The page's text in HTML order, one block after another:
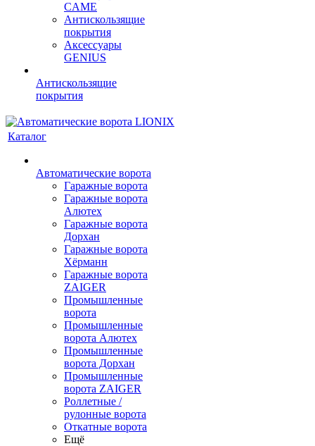
CAME
Антискользящие
покрытия
Аксессуары
GENIUS
Антискользящие
покрытия
Каталог
Автоматические ворота
Гаражные ворота
Гаражные ворота
Алютех
Гаражные ворота
Дорхан
Гаражные ворота
Хёрманн
Гаражные ворота
ZAIGER
Промышленные
ворота
Промышленные
ворота Алютех
Промышленные
ворота Дорхан
Промышленные
ворота ZAIGER
Роллетные /
рулонные ворота
Откатные ворота
Ещё